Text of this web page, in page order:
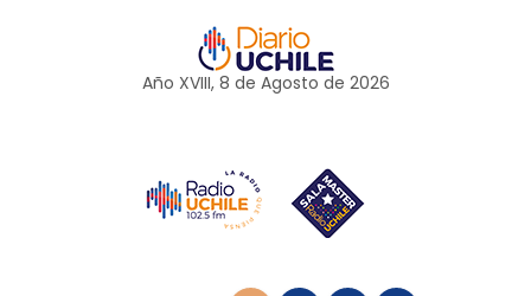
Año XVIII, 8 de Agosto de 2026